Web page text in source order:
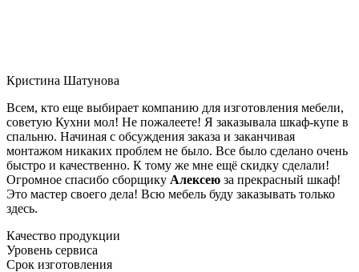
Кристина Шатунова
Всем, кто еще выбирает компанию для изготовления мебели,
советую Кухни мол! Не пожалеете! Я заказывала шкаф-купе в
спальню. Начиная с обсуждения заказа и заканчивая
монтажом никаких проблем не было. Все было сделано очень
быстро и качественно. К тому же мне ещё скидку сделали!
Огромное спасибо сборщику Алексею за прекрасный шкаф!
Это мастер своего дела! Всю мебель буду заказывать только
здесь.
Качество продукции
Уровень сервиса
Срок изготовления